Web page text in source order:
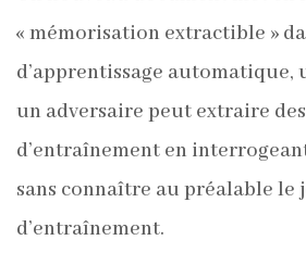
« mémorisation extractible »
d’apprentissage
un adversaire peut extraire
d’entraînement en
sans connaître au préalable le
d’entraînement.